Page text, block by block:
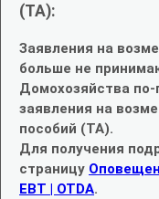
(TA):
Заявления на
больше не
Домохозяйства
заявления на
пособий (TA).
Для получения
страницу
EBT | OTDA.